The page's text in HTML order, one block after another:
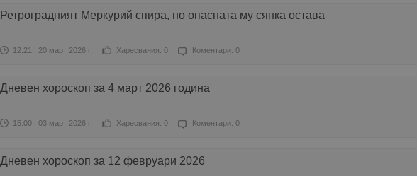
Ретроградният Меркурий спира, но опасната му сянка остава
12:21 | 20 март 2026 г. Харесвания: 0 Коментари: 0
Дневен хороскоп за 4 март 2026 година
15:00 | 03 март 2026 г. Харесвания: 0 Коментари: 0
Дневен хороскоп за 12 февруари 2026